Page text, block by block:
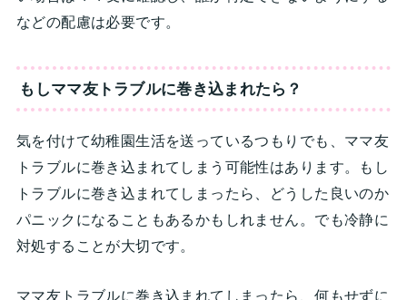
などの配慮は必要です。
もしママ友トラブルに巻き込まれたら？
気を付けて幼稚園生活を送っているつもりでも、ママ友
トラブルに巻き込まれてしまう可能性はあります。もし
トラブルに巻き込まれてしまったら、どうした良いのか
パニックになることもあるかもしれません。でも冷静に
対処することが大切です。
ママ友トラブルに巻き込まれてしまったら、何もせずに